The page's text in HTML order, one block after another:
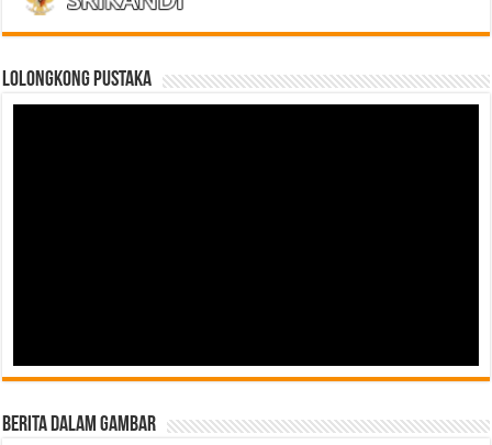
LOLONGKONG PUSTAKA
Berita Dalam Gambar